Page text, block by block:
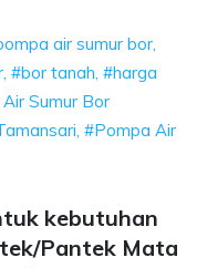
air sumur bor,
#bor tanah, #harga
Sumur Bor
#Pompa Air
kebutuhan
Pantek Mata